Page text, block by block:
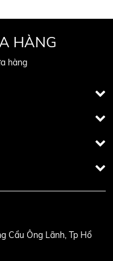
HÀNG
hàng
Cầu Ông Lãnh, Tp Hồ